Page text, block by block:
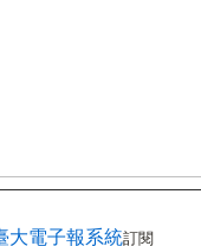
大電子報系統訂閱